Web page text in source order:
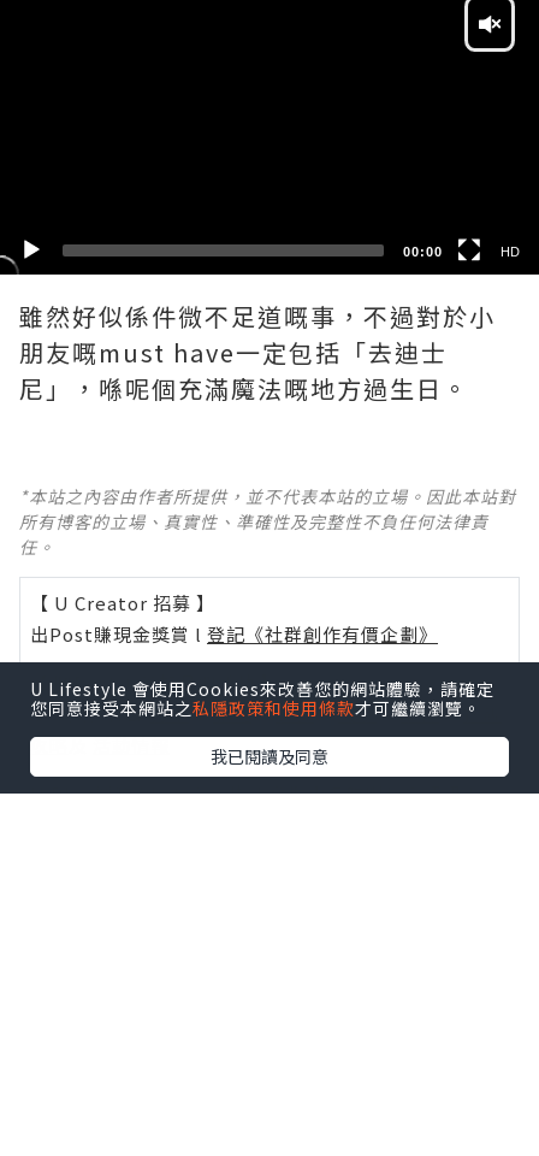
00:00 HD
雖然好似係件微不足道嘅事，不過對於小
朋友嘅must have一定包括「去迪士
尼」，喺呢個充滿魔法嘅地方過生日。
*本站之內容由作者所提供，並不代表本站的立場。因此本站對
所有博客的立場、真實性、準確性及完整性不負任何法律責
任。
【 U Creator 招募 】
出Post賺現金獎賞 l 登記《社群創作有價企劃》
【 睇Post + 參加品牌活動 】
瀏覽更多社群打卡丶旅遊丶美食丶親子丶寵物丶 扮靚
攻略及活動情報
U Blog開咗WhatsApp啦！發掘更多吃喝玩樂資訊！
U Lifestyle 會使用Cookies來改善您的網站體驗，請確定
您同意接受本網站之私隱政策和使用條款才可繼續瀏覽。
我已閱讀及同意